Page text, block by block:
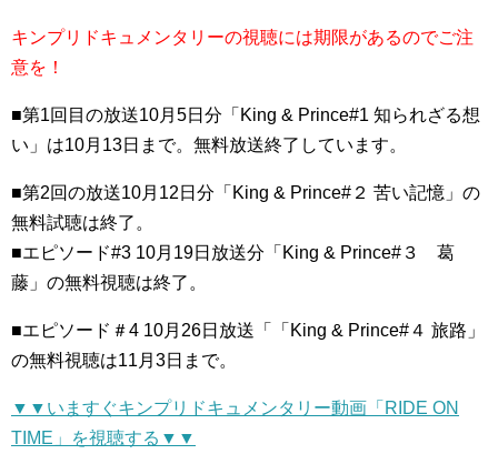
キンプリドキュメンタリーの視聴には期限があるのでご注
意を！
■第1回目の放送10月5日分「King & Prince#1 知られざる想
い」は10月13日まで。無料放送終了しています。
■第2回の放送10月12日分「King & Prince#２ 苦い記憶」の
無料試聴は終了。
■エピソード#3 10月19日放送分「King & Prince#３ 葛
藤」の無料視聴は終了。
■エピソード＃4 10月26日放送「「King & Prince#４ 旅路」
の無料視聴は11月3日まで。
▼▼いますぐキンプリドキュメンタリー動画「RIDE ON
TIME」を視聴する▼▼